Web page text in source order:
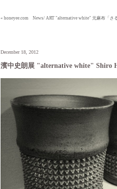
« honeyee.com News/ ART "alternative white" 元麻布「さ
December 18, 2012
濱中史朗展 "alternative white" Shiro